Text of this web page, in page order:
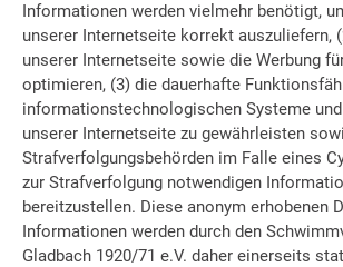
Informationen werden vielmehr benötigt,
unserer Internetseite korrekt auszuliefern,
unserer Internetseite sowie die Werbung
optimieren, (3) die dauerhafte
informationstechnologischen Systeme
unserer Internetseite zu gewährleisten
Strafverfolgungsbehörden im Falle eines
zur Strafverfolgung notwendigen
bereitzustellen. Diese anonym erhobenen
Informationen werden durch den
Gladbach 1920/71 e.V. daher einerseits